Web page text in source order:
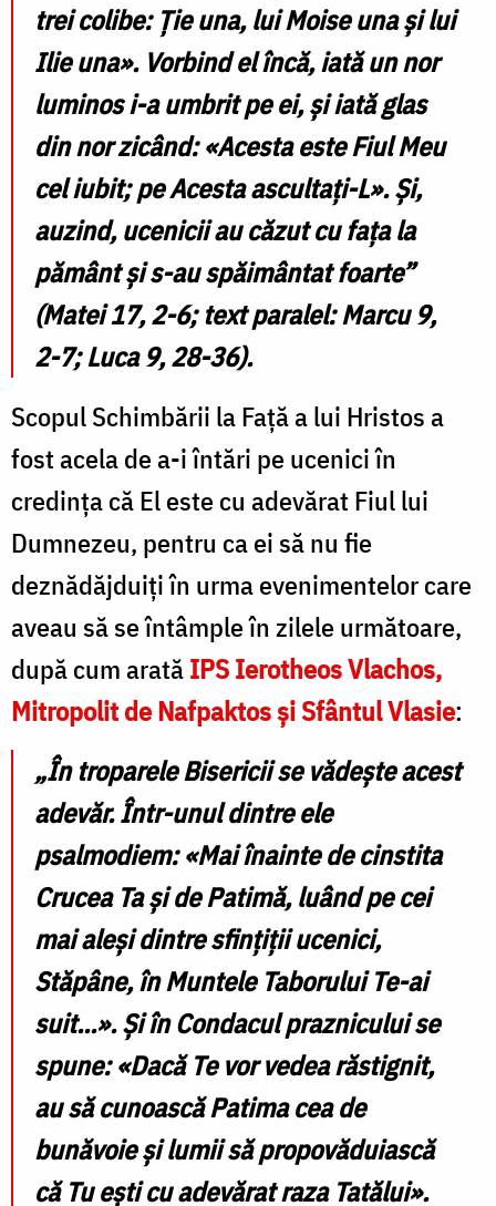
trei colibe: Ție una, lui Moise una și lui
Ilie una». Vorbind el încă, iată un nor
luminos i-a umbrit pe ei, și iată glas
din nor zicând: «Acesta este Fiul Meu
cel iubit; pe Acesta ascultați-L». Și,
auzind, ucenicii au căzut cu fața la
pământ și s-au spăimântat foarte”
(Matei 17, 2-6; text paralel: Marcu 9,
2-7; Luca 9, 28-36).
Scopul Schimbării la Faţă a lui Hristos a
fost acela de a-i întări pe ucenici în
credinţa că El este cu adevărat Fiul lui
Dumnezeu, pentru ca ei să nu fie
deznădăjduiți în urma evenimentelor care
aveau să se întâmple în zilele următoare,
după cum aratăIPS Ierotheos Vlachos,
Mitropolit de Nafpaktos şi Sfântul Vlasie:
„În troparele Bisericii se vădeşte acest
adevăr. Într-unul dintre ele
psalmodiem: «Mai înainte de cinstita
Crucea Ta şi de Patimă, luând pe cei
mai aleşi dintre sfinţiţii ucenici,
Stăpâne, în Muntele Taborului Te-ai
suit...». Şi în Condacul praznicului se
spune: «Dacă Te vor vedea răstignit,
au să cunoască Patima cea de
bunăvoie şi lumii să propovăduiască
că Tu eşti cu adevărat raza Tatălui».